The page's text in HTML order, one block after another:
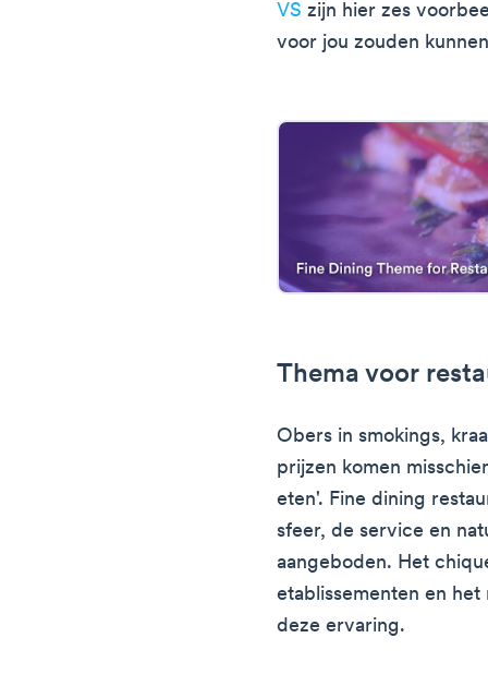
VS zijn hier zes
voor jou zouden
Thema voor
Obers in smokings,
prijzen komen
eten'. Fine dining
sfeer, de service en
aangeboden. Het
etablissementen en
deze ervaring.